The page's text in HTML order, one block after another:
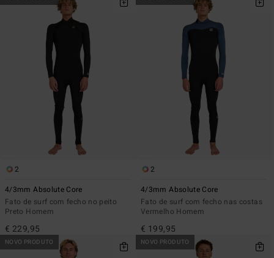
2
4/3mm Absolute Core
Fato de surf com fecho no peito
Preto Homem
€ 229,95
2
4/3mm Absolute Core
Fato de surf com fecho nas costas
Vermelho Homem
€ 199,95
NOVO PRODUTO NOVO PRODUTO